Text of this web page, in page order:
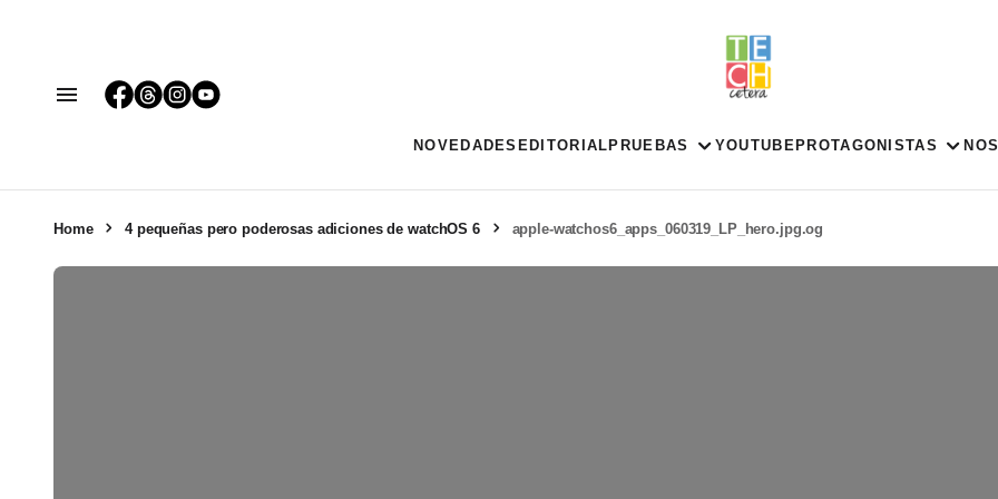
NOVEDADES EDITORIAL PRUEBAS YOUTUBE PROTAGONISTAS
Home 4 pequeñas pero poderosas adiciones de watchOS 6 apple-watchos6_apps_060319_LP_hero.jpg.og